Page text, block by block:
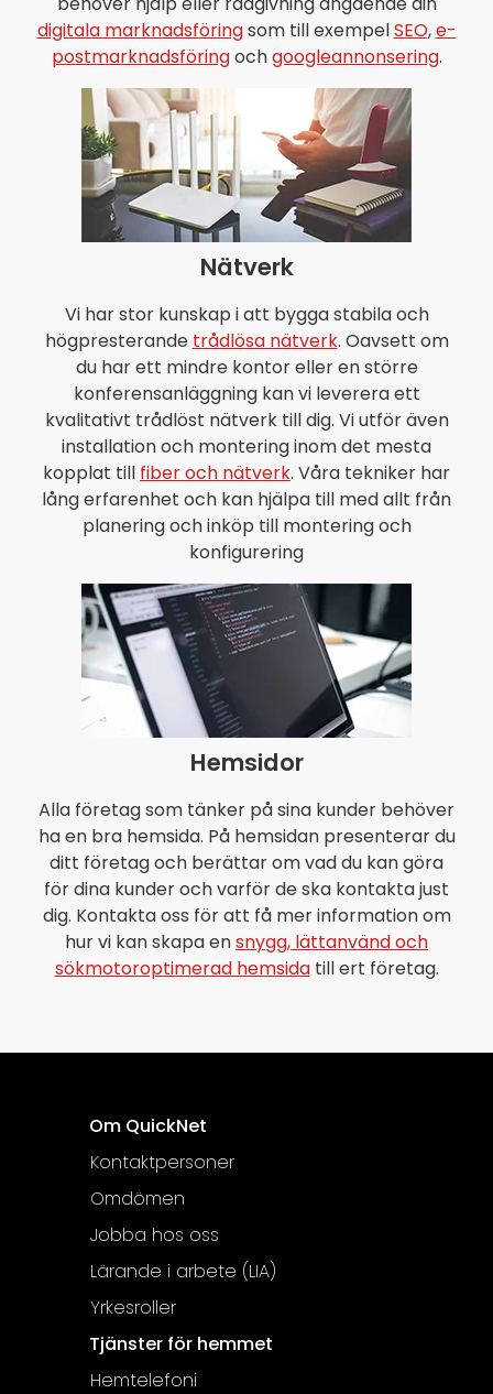
digitala marknadsföringsom till exempelSEO,e-
postmarknadsföringochgoogleannonsering.
Nätverk
Vi har stor kunskap i att bygga stabila och
högpresterande trådlösa nätverk. Oavsett om
du har ett mindre kontor eller en större
konferensanläggning kan vi leverera ett
kvalitativt trådlöst nätverk till dig. Vi utför även
installation och montering inom det mesta
kopplat till fiber och nätverk. Våra tekniker har
lång erfarenhet och kan hjälpa till med allt från
planering och inköp till montering och
konfigurering
Hemsidor
Alla företag som tänker på sina kunder behöver
ha en bra hemsida. På hemsidan presenterar du
ditt företag och berättar om vad du kan göra
för dina kunder och varför de ska kontakta just
dig. Kontakta oss för att få mer information om
hur vi kan skapa ensnygg, lättanvänd och
sökmotoroptimerad hemsidatill ert företag.
Om QuickNet
Kontaktpersoner
Omdömen
Jobba hos oss
Lärande i arbete (LIA)
Yrkesroller
Tjänster för hemmet
Hemtelefoni